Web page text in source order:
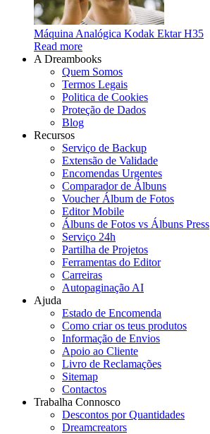
Máquina Analógica Kodak Ektar H35
Read more
A Dreambooks
Quem Somos
Termos Legais
Politica de Cookies
Proteção de Dados
Blog
Recursos
Serviço de Backup
Extensão de Validade
Encomendas Urgentes
Comparador de Álbuns
Voucher Álbum de Fotos
Editor Mobile
Álbuns de Fotos vs Álbuns Press
Serviço 24h
Partilha de Projetos
Ferramentas do Editor
Carreiras
Autopaginação AI
Ajuda
Estado de Encomenda
Como criar os teus produtos
Informação de Envios
Apoio ao Cliente
Livro de Reclamações
Sitemap
Contactos
Trabalha Connosco
Descontos por Quantidades
Dreamcreators